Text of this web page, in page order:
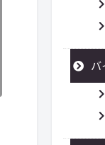
バ